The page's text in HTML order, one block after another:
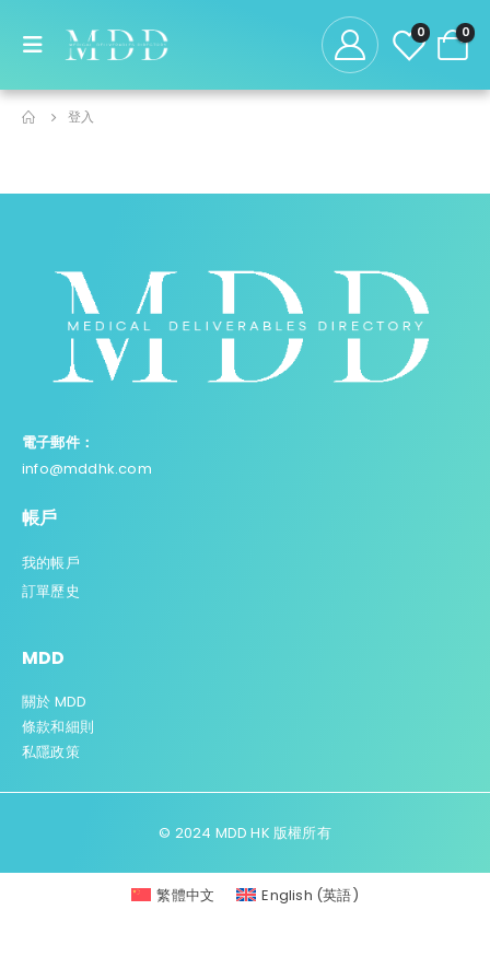
0 0
登入
電子郵件：
info@mddhk.com
帳戶
我的帳戶
訂單歷史
MDD
關於 MDD
條款和細則
私隱政策
© 2024 MDD HK 版權所有
繁體中文 English (英語)